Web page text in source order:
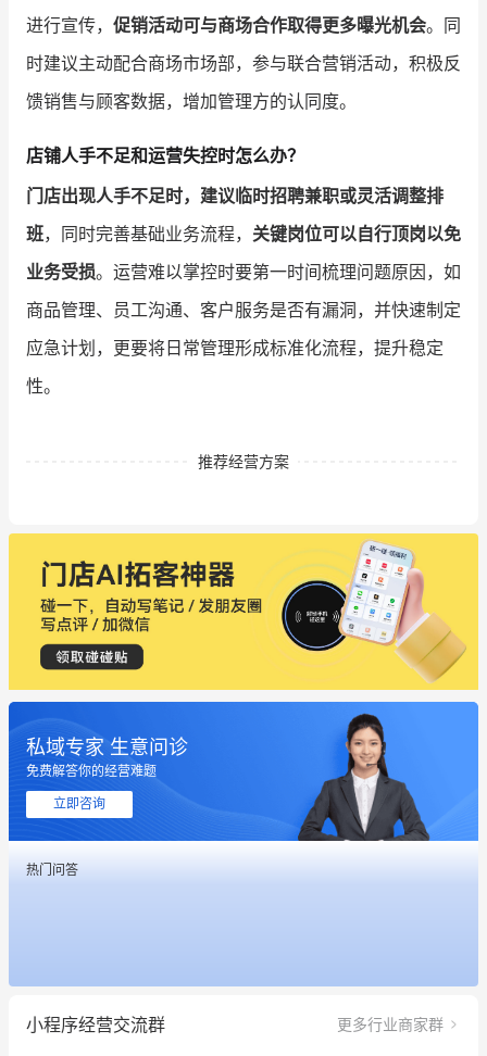
进行宣传， 促销活动可与商场合作取得更多曝光机会。同
时建议主动配合商场市场部，参与联合营销活动，积极反
馈销售与顾客数据，增加管理方的认同度。
店铺人手不足和运营失控时怎么办？
门店出现人手不足时，建议临时招聘兼职或灵活调整排
班，同时完善基础业务流程， 关键岗位可以自行顶岗以免
业务受损。运营难以掌控时要第一时间梳理问题原因，如
商品管理、员工沟通、客户服务是否有漏洞，并快速制定
应急计划，更要将日常管理形成标准化流程，提升稳定
性。
推荐经营方案
私域专家 生意问诊
免费解答你的经营难题
立即咨询
热门问答
小程序经营交流群 更多行业商家群
这个营销策划案例推荐大家看一下
用有赞就能在微信、小红书同时经营了
餐饮也得靠私域和服务提高竞争力
这个营销策划案例推荐大家看一下
用有赞就能在微信、小红书同时经营了